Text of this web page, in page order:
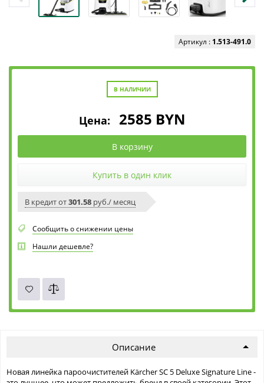
Артикул : 1.513-491.0
В НАЛИЧИИ
Цена: 2585 BYN
В корзину
Купить в один клик
В кредит от301.58 руб./ месяц
Сообщить о снижении цены
Нашли дешевле?
Описание
Новая линейка пароочистителей Kärcher SC 5 Deluxe Signature Line -